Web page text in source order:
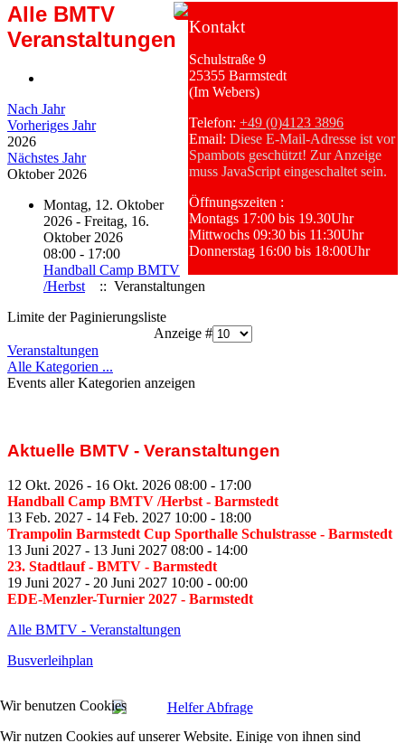
Kontakt
Schulstraße 9
25355 Barmstedt
(Im Webers)
Telefon: +49 (0)4123 3896
Email: Diese E-Mail-Adresse ist vor
Spambots geschützt! Zur Anzeige
muss JavaScript eingeschaltet sein.
Öffnungszeiten :
Montags 17:00 bis 19.30Uhr
Mittwochs 09:30 bis 11:30Uhr
Donnerstag 16:00 bis 18:00Uhr
Alle BMTV
Veranstaltungen
Nach Jahr
Vorheriges Jahr
2026
Nächstes Jahr
Oktober 2026
Montag, 12. Oktober
2026 - Freitag, 16.
Oktober 2026
08:00 - 17:00
Handball Camp BMTV
/Herbst
:: Veranstaltungen
Limite der Paginierungsliste
Anzeige #
Veranstaltungen
Alle Kategorien ...
Events aller Kategorien anzeigen
Aktuelle BMTV - Veranstaltungen
12 Okt. 2026 - 16 Okt. 2026 08:00 - 17:00
Handball Camp BMTV /Herbst - Barmstedt
13 Feb. 2027 - 14 Feb. 2027 10:00 - 18:00
Trampolin Barmstedt Cup Sporthalle Schulstrasse - Barmstedt
13 Juni 2027 - 13 Juni 2027 08:00 - 14:00
23. Stadtlauf - BMTV - Barmstedt
19 Juni 2027 - 20 Juni 2027 10:00 - 00:00
EDE-Menzler-Turnier 2027 - Barmstedt
Alle BMTV - Veranstaltungen
Busverleihplan
Wir benutzen Cookies
Wir nutzen Cookies auf unserer Website. Einige von ihnen sind